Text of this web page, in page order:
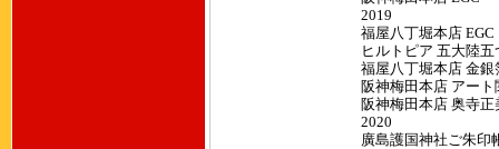
2019
福屋八丁堀本店 EGC
ヒルトピア 五大陸五
福屋八丁堀本店 金銀
阪神梅田本店 アート
阪神梅田本店 奥寺正
2020
廣島護国神社ご朱印